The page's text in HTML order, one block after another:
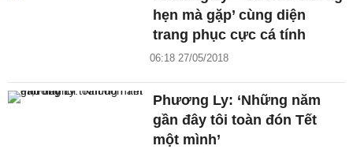
hẹn mà gặp’ cùng diện
trang phục cực cá tính
06:18 27/05/2018
Phương Ly: ‘Những năm
gần đây tôi toàn đón Tết
một mình’